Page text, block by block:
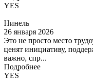
YES
Нинель
26 января 2026
Это не просто место
ценят инициативу,
важно, спр...
Подробнее
YES